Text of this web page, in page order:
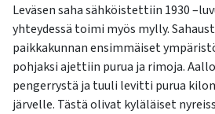
Leväsen saha sähköistettiin 1930
yhteydessä toimi myös mylly.
paikkakunnan ensimmäiset
pohjaksi ajettiin purua ja rimoja.
pengerrystä ja tuuli levitti purua
järvelle. Tästä olivat kyläläiset